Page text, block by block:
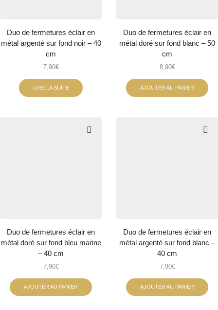
Duo de fermetures éclair en
métal argenté sur fond noir – 40
cm
7,90€
LIRE LA SUITE
Duo de fermetures éclair en
métal doré sur fond blanc – 50
cm
8,90€
AJOUTER AU PANIER
Duo de fermetures éclair en
métal doré sur fond bleu marine
– 40 cm
7,90€
AJOUTER AU PANIER
Duo de fermetures éclair en
métal argenté sur fond blanc –
40 cm
7,90€
AJOUTER AU PANIER